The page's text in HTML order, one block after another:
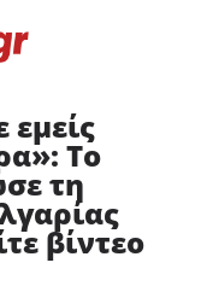
Το
τη
βίντεο